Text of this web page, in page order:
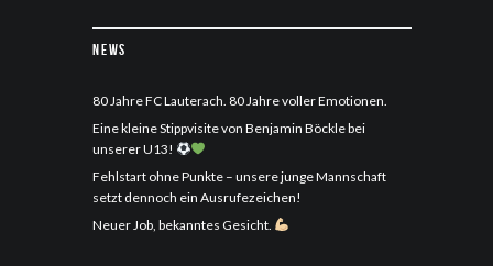
News
80 Jahre FC Lauterach. 80 Jahre voller Emotionen.
Eine kleine Stippvisite von Benjamin Böckle bei
unserer U13!
Fehlstart ohne Punkte – unsere junge Mannschaft
setzt dennoch ein Ausrufezeichen!
Neuer Job, bekanntes Gesicht.